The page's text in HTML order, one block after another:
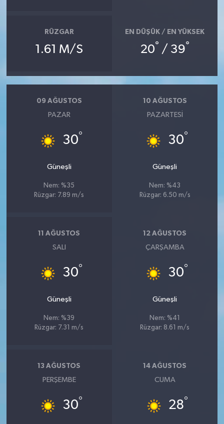
RÜZGAR
1.61 M/S
EN DÜŞÜK / EN YÜKSEK
20° / 39°
09 AĞUSTOS
PAZAR
30°
Güneşli
Nem: %35
Rüzgar: 7.89 m/s
10 AĞUSTOS
PAZARTESI
30°
Güneşli
Nem: %43
Rüzgar: 6.50 m/s
11 AĞUSTOS
SALI
30°
Güneşli
Nem: %39
Rüzgar: 7.31 m/s
12 AĞUSTOS
ÇARŞAMBA
30°
Güneşli
Nem: %41
Rüzgar: 8.61 m/s
13 AĞUSTOS
PERŞEMBE
30°
14 AĞUSTOS
CUMA
28°